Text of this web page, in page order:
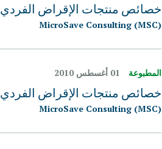
خصائص منتجات الإقراض الفردي
MicroSave Consulting (MSC)
المطبوعة 01 أغسطس 2010
خصائص منتجات الإقراض الفردي
MicroSave Consulting (MSC)